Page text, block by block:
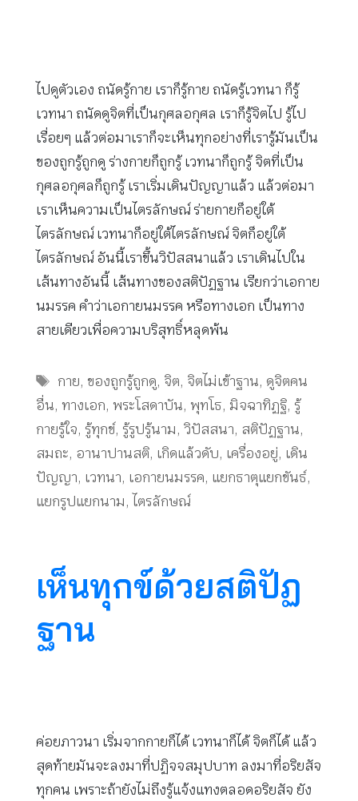
ไปดูตัวเอง ถนัดรู้กาย เราก็รู้กาย ถนัดรู้เวทนา ก็รู้
เวทนา ถนัดดูจิตที่เป็นกุศลอกุศล เราก็รู้จิตไป รู้ไป
เรื่อยๆ แล้วต่อมาเราก็จะเห็นทุกอย่างที่เรารู้มันเป็น
ของถูกรู้ถูกดู ร่างกายก็ถูกรู้ เวทนาก็ถูกรู้ จิตที่เป็น
กุศลอกุศลก็ถูกรู้ เราเริ่มเดินปัญญาแล้ว แล้วต่อมา
เราเห็นความเป็นไตรลักษณ์ ร่ายกายก็อยู่ใต้
ไตรลักษณ์ เวทนาก็อยู่ใต้ไตรลักษณ์ จิตก็อยู่ใต้
ไตรลักษณ์ อันนี้เราขึ้นวิปัสสนาแล้ว เราเดินไปใน
เส้นทางอันนี้ เส้นทางของสติปัฏฐาน เรียกว่าเอกาย
นมรรค คําว่าเอกายนมรรค หรือทางเอก เป็นทาง
สายเดียวเพื่อความบริสุทธิ์หลุดพ้น
Tags
กาย, ของถูกรู้ถูกดู, จิต, จิตไม่เข้าฐาน, ดูจิตคน
อื่น, ทางเอก, พระโสดาบัน, พุทโธ, มิจฉาทิฏฐิ, รู้
กายรู้ใจ, รู้ทุกข์, รู้รูปรู้นาม, วิปัสสนา, สติปัฏฐาน,
สมถะ, อานาปานสติ, เกิดแล้วดับ, เครื่องอยู่, เดิน
ปัญญา, เวทนา, เอกายนมรรค, แยกธาตุแยกขันธ์,
แยกรูปแยกนาม, ไตรลักษณ์
เห็นทุกข์ด้วยสติปัฏ
ฐาน
ค่อยภาวนา เริ่มจากกายก็ได้ เวทนาก็ได้ จิตก็ได้ แล้ว
สุดท้ายมันจะลงมาที่ปฏิจจสมุปบาท ลงมาที่อริยสัจ
ทุกคน เพราะถ้ายังไม่ถึงรู้แจ้งแทงตลอดอริยสัจ ยัง